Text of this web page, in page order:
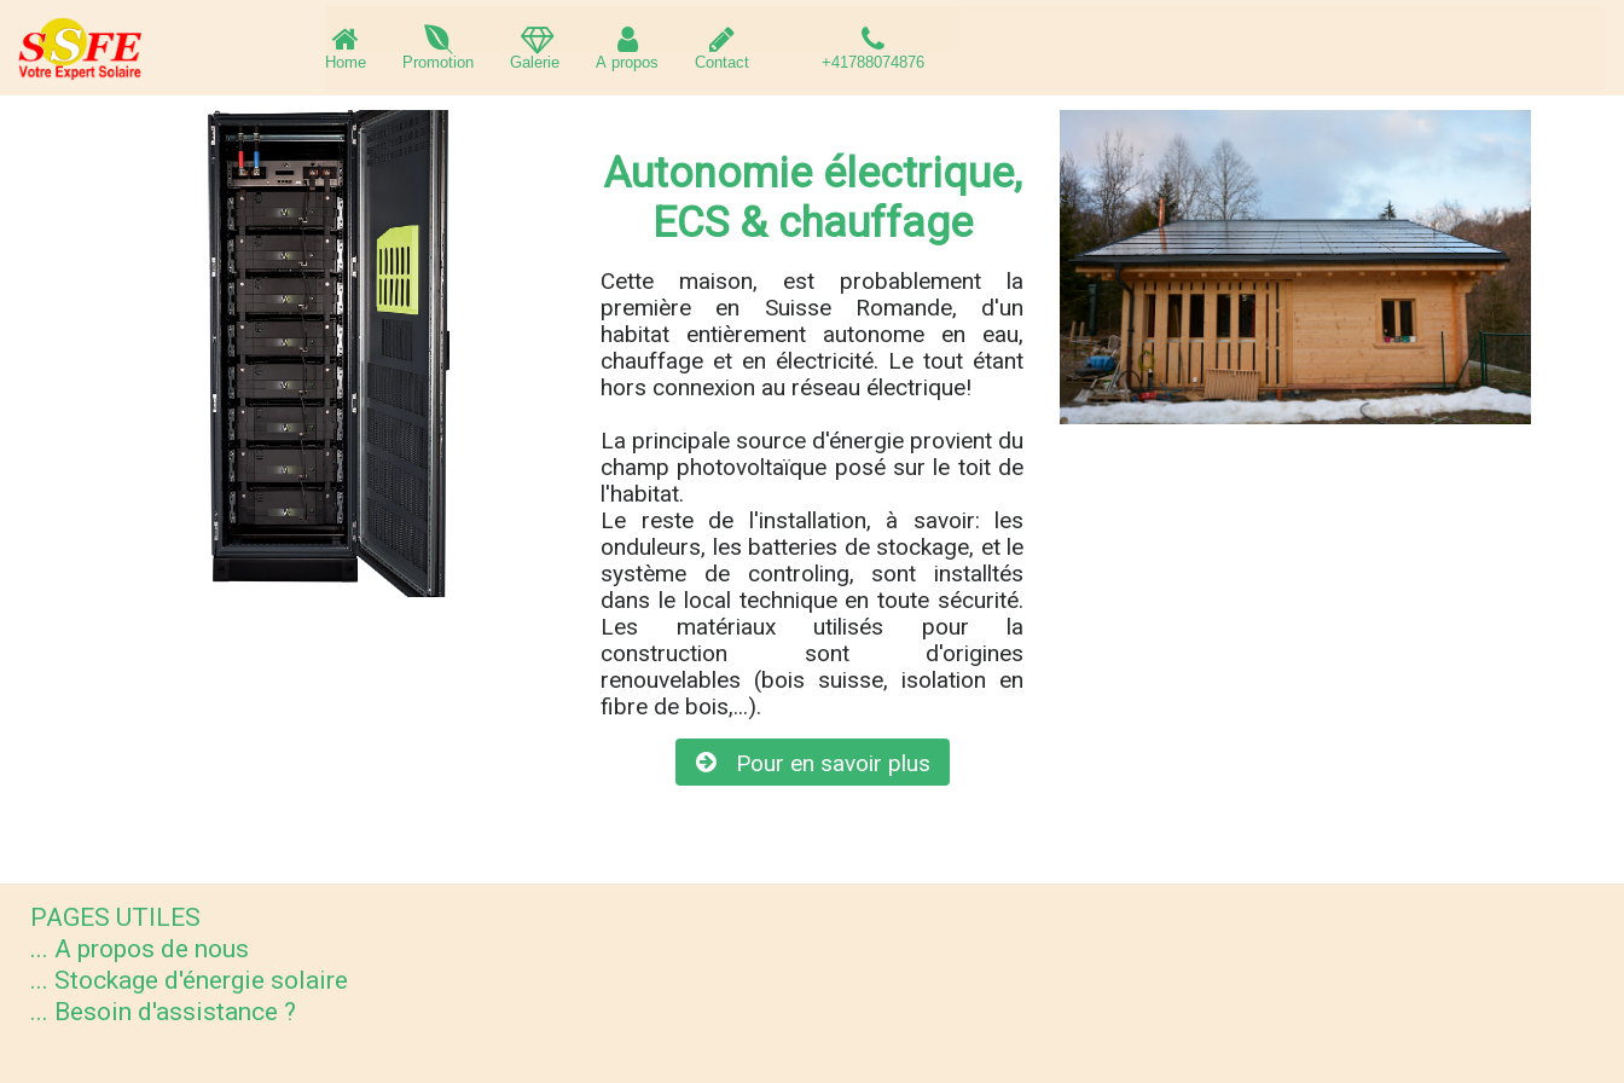
Home Promotion Galerie A propos Contact +41788074876
Autonomie électrique,
ECS & chauffage
Cette maison, est probablement la
première en Suisse Romande, d'un
habitat entièrement autonome en eau,
chauffage et en électricité. Le tout étant
hors connexion au réseau électrique!
La principale source d'énergie provient du
champ photovoltaïque posé sur le toit de
l'habitat.
Le reste de l'installation, à savoir: les
onduleurs, les batteries de stockage, et le
système de controling, sont installtés
dans le local technique en toute sécurité.
Les matériaux utilisés pour la
construction sont d'origines
renouvelables (bois suisse, isolation en
fibre de bois,...).
Pour en savoir plus
PAGES UTILES
... A propos de nous
... Stockage d'énergie solaire
... Besoin d'assistance ?